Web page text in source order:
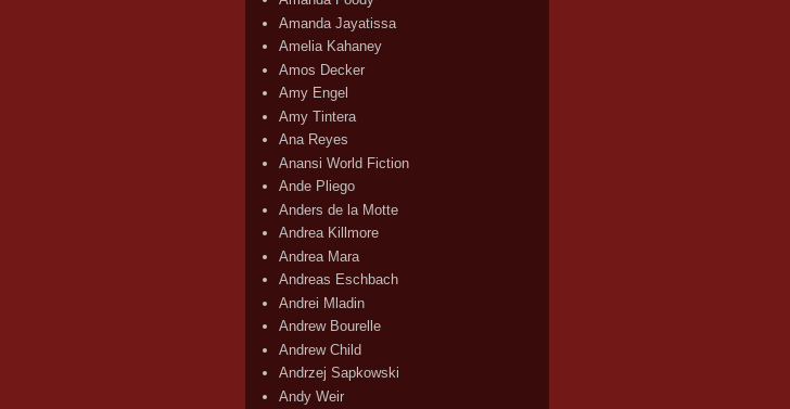
Amanda Jayatissa
Amelia Kahaney
Amos Decker
Amy Engel
Amy Tintera
Ana Reyes
Anansi World Fiction
Ande Pliego
Anders de la Motte
Andrea Killmore
Andrea Mara
Andreas Eschbach
Andrei Mladin
Andrew Bourelle
Andrew Child
Andrzej Sapkowski
Andy Weir